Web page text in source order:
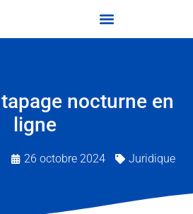
nocturne en
ligne
26 octobre 2024 Juridique